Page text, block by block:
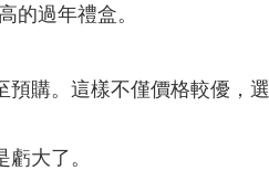
的過年禮盒。
購。這樣不僅價格較優，選
大了。